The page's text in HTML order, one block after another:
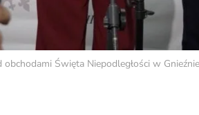
Święta Niepodległości w Gnieźnie